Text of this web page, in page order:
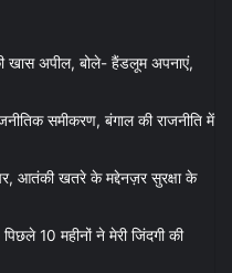
खास अपील, बोले- हैंडलूम अपनाएं,
समीकरण, बंगाल की राजनीति में
आतंकी खतरे के मद्देनज़र सुरक्षा के
10 महीनों ने मेरी जिंदगी की